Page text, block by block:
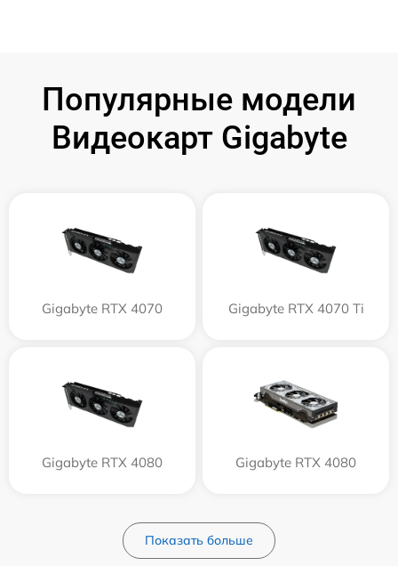
Популярные модели
Видеокарт Gigabyte
Gigabyte RTX 4070 Gigabyte RTX 4070 Ti
Gigabyte RTX 4080 Gigabyte RTX 4080
Показать больше